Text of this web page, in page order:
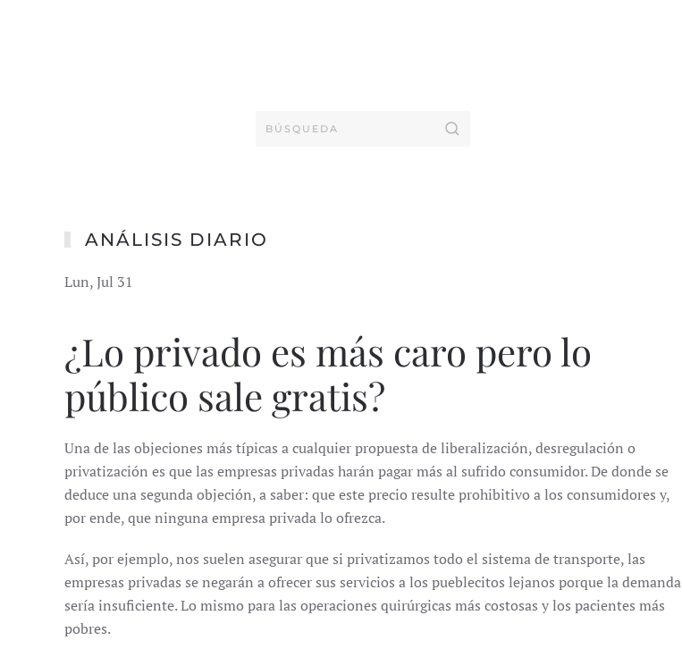
ANÁLISIS DIARIO
Lun, Jul 31
¿Lo privado es más caro pero lo
público sale gratis?
Una de las objeciones más típicas a cualquier propuesta de liberalización, desregulación o
privatización es que las empresas privadas harán pagar más al sufrido consumidor. De donde se
deduce una segunda objeción, a saber: que este precio resulte prohibitivo a los consumidores y,
por ende, que ninguna empresa privada lo ofrezca.
Así, por ejemplo, nos suelen asegurar que si privatizamos todo el sistema de transporte, las
empresas privadas se negarán a ofrecer sus servicios a los pueblecitos lejanos porque la demanda
sería insuficiente. Lo mismo para las operaciones quirúrgicas más costosas y los pacientes más
pobres.